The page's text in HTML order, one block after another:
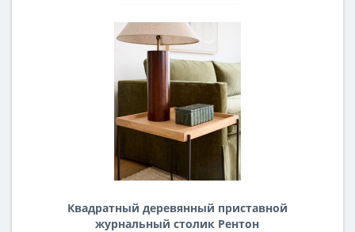
Квадратный деревянный приставной
журнальный столик Рентон